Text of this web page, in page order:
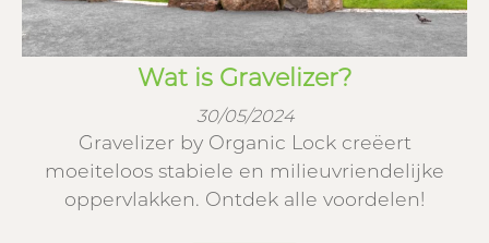
Wat is Gravelizer?
30/05/2024
Gravelizer by Organic Lock creëert
moeiteloos stabiele en milieuvriendelijke
oppervlakken. Ontdek alle voordelen!